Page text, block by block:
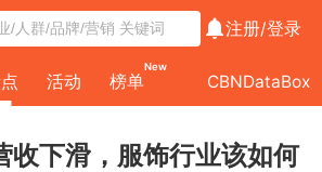
注册/登录
活动 榜单
New
CBNDataBox
收下滑，服饰行业该如何